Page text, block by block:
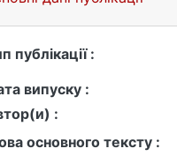
публікації :
випуску :
:
основного тексту :